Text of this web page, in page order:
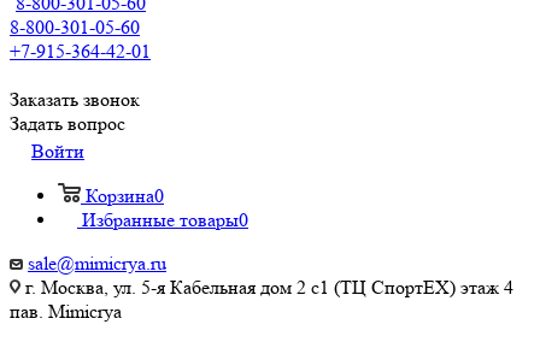
8-800-301-05-60
+7-915-364-42-01
Заказать звонок
Задать вопрос
Войти
Корзина0
Избранные товары0
sale@mimicrya.ru
г. Москва, ул. 5-я Кабельная дом 2 с1 (ТЦ СпортEX) этаж 4
пав. Mimicrya